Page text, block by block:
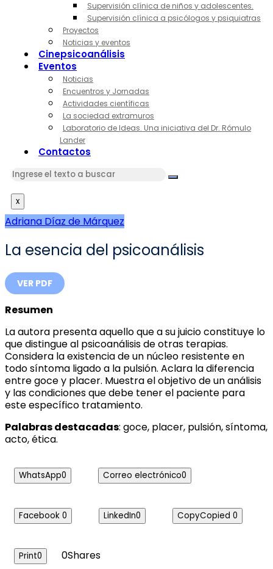
Supervisión clínica de niños y adolescentes.
Supervisión clínica a psicólogos y psiquiatras
Proyectos
Noticias y eventos
Cinepsicoanálisis
Eventos
Noticias
Encuentros y Jornadas
Actividades científicas
La sociedad extramuros
Laboratorio de Ideas. Una iniciativa del Dr. Rómulo
Lander
Contactos
x
Adriana Díaz de Márquez
La esencia del psicoanálisis
VER PDF
Resumen
La autora presenta aquello que a su juicio constituye lo
que distingue al psicoanálisis de otras terapias.
Considera la existencia de un núcleo resistente en
todo síntoma ligado a la pulsión. Aclara la diferencia
entre goce y placer. Muestra el objetivo de un análisis
y las condiciones que debe tener el paciente para
este específico tratamiento.
Palabras destacadas: goce, placer, pulsión, síntoma,
acto, ética.
WhatsApp0 Correo electrónico0
Facebook 0 LinkedIn0 CopyCopied 0
Print0 0Shares